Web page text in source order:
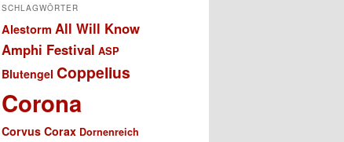
SCHLAGWÖRTER
Alestorm All Will Know
Amphi Festival ASP
Blutengel Coppelius
Corona
Corvus Corax Dornenreich